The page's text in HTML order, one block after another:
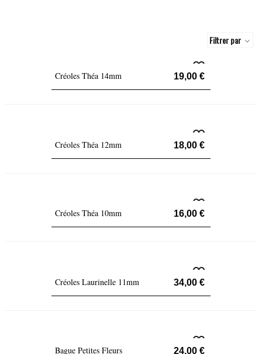
Filtrer par
Créoles Théa 14mm 19,00 €
Créoles Théa 12mm 18,00 €
Créoles Théa 10mm 16,00 €
Créoles Laurinelle 11mm 34,00 €
Bague Petites Fleurs 24,00 €